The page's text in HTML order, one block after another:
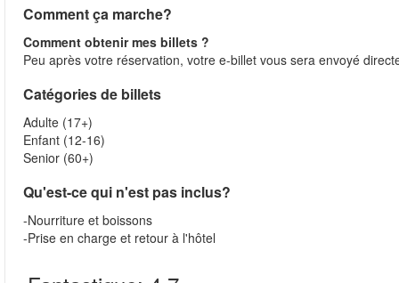
Comment ça marche?
Comment obtenir mes billets ?
Peu après votre réservation, votre e-billet vous sera envoyé
Catégories de billets
Adulte (17+)
Enfant (12-16)
Senior (60+)
Qu'est-ce qui n'est pas inclus?
-Nourriture et boissons
-Prise en charge et retour à l'hôtel